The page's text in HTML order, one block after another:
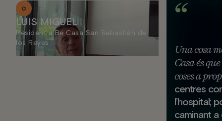
LUIS MIGUEL
Resident a Be Casa San Sebastián de
los Reyes
Una cosa
Casa és
coses a prop
centres
l’hospital;
caminant a